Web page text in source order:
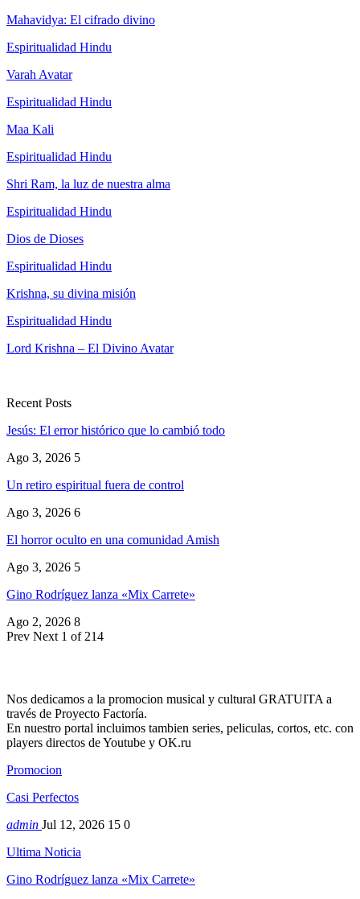
Mahavidya: El cifrado divino
Espiritualidad Hindu
Varah Avatar
Espiritualidad Hindu
Maa Kali
Espiritualidad Hindu
Shri Ram, la luz de nuestra alma
Espiritualidad Hindu
Dios de Dioses
Espiritualidad Hindu
Krishna, su divina misión
Espiritualidad Hindu
Lord Krishna – El Divino Avatar
Recent Posts
Jesús: El error histórico que lo cambió todo
Ago 3, 2026 5
Un retiro espiritual fuera de control
Ago 3, 2026 6
El horror oculto en una comunidad Amish
Ago 3, 2026 5
Gino Rodríguez lanza «Mix Carrete»
Ago 2, 2026 8
Prev Next 1 of 214
Nos dedicamos a la promocion musical y cultural GRATUITA a
través de Proyecto Factoría.
En nuestro portal incluimos tambien series, peliculas, cortos, etc. con
players directos de Youtube y OK.ru
Promocion
Casi Perfectos
admin Jul 12, 2026 15 0
Ultima Noticia
Gino Rodríguez lanza «Mix Carrete»